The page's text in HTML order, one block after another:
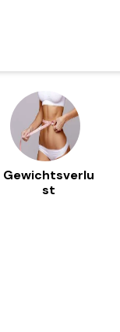
Gewichtsverlu
st